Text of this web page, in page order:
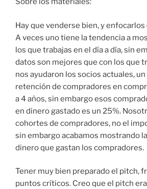
Hay que venderse bien, y
A veces uno tiene la tendencia a
los que trabajas en el día a día, sin
datos son mejores que con los que
nos ayudaron los socios actuales,
retención de compradores en
a 4 años, sin embargo esos
en dinero gastado es un 25%.
cohortes de compradores, no el
sin embargo acabamos mostrando
dinero que gastan los compradores.
Tener muy bien preparado el pitch,
puntos críticos. Creo que el pitch